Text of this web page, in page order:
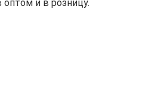
и в розницу.